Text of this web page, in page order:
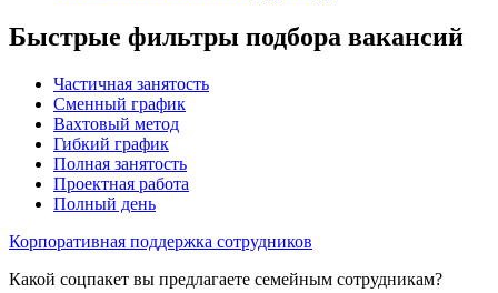
Быстрые фильтры подбора вакансий
Частичная занятость
Сменный график
Вахтовый метод
Гибкий график
Полная занятость
Проектная работа
Полный день
Корпоративная поддержка сотрудников
Какой соцпакет вы предлагаете семейным сотрудникам?